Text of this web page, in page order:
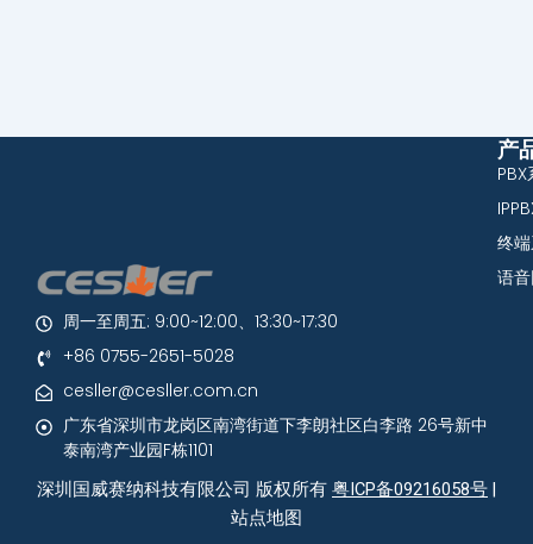
周一至周五: 9:00~12:00、13:30~17:30
+86 0755-2651-5028
cesller@cesller.com.cn
广东省深圳市龙岗区南湾街道下李朗社区白李路 26号新中
泰南湾产业园F栋1101
产
终
语
深圳国威赛纳科技有限公司 版权所有 粤ICP备09216058号 |
站点地图